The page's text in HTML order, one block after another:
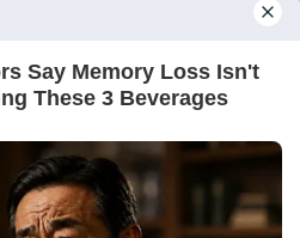
menyajikan berita aktual dan
sudut pandang berbaik sangka
Kabarbaru